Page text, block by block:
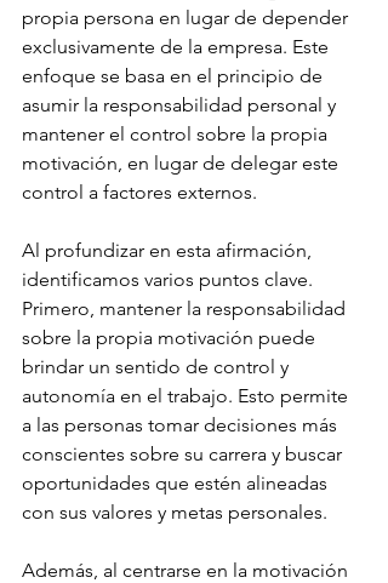
propia persona en lugar de depender
exclusivamente de la empresa. Este
enfoque se basa en el principio de
asumir la responsabilidad personal y
mantener el control sobre la propia
motivación, en lugar de delegar este
control a factores externos.
Al profundizar en esta afirmación,
identificamos varios puntos clave.
Primero, mantener la responsabilidad
sobre la propia motivación puede
brindar un sentido de control y
autonomía en el trabajo. Esto permite
a las personas tomar decisiones más
conscientes sobre su carrera y buscar
oportunidades que estén alineadas
con sus valores y metas personales.
Además, al centrarse en la motivación